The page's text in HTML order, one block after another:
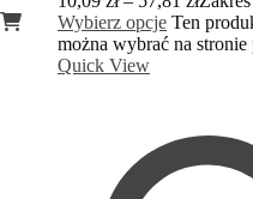
Wybierz opcje Ten
można wybrać na stronie
Quick View